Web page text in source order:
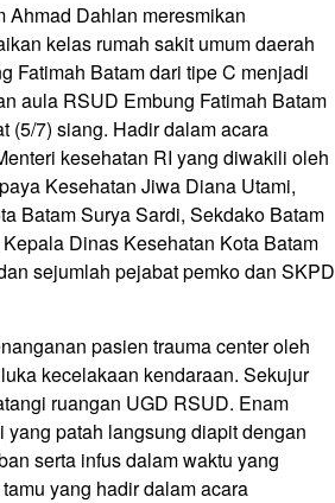
Ahmad Dahlan meresmikan
kelas rumah sakit umum daerah
Fatimah Batam dari tipe C menjadi
aula RSUD Embung Fatimah Batam
(5/7) siang. Hadir dalam acara
kesehatan RI yang diwakili oleh
Kesehatan Jiwa Diana Utami,
Batam Surya Sardi, Sekdako Batam
Dinas Kesehatan Kota Batam
sejumlah pejabat pemko dan SKPD
pasien trauma center oleh
kecelakaan kendaraan. Sekujur
ruangan UGD RSUD. Enam
patah langsung diapit dengan
serta infus dalam waktu yang
yang hadir dalam acara